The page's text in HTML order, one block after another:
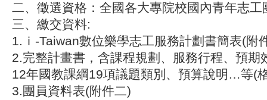
二、徵選資格：全國各大專院校國內青年志
三、繳交資料:
1.ｉ-Taiwan數位樂學志工服務計劃書簡表(附
2.完整計畫書，含課程規劃、服務行程、預期
12年國教課綱19項議題類別、預算說明…等(
3.團員資料表(附件二)